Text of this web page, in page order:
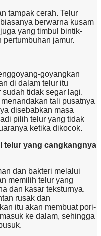
tampak cerah. Telur
berwarna kusam
yang timbul bintik-
pertumbuhan jamur.
goyangkan
di dalam telur itu
tidak segar lagi.
tali pusatnya
disebabkan masa
pilih telur yang tidak
ketika dikocok.
telur yang cangkangnya
dan bakteri melalui
memilih telur yang
dan kasar teksturnya.
rusak dan
itu akan membuat pori-
ke dalam, sehingga